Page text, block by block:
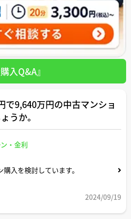
入Q&A』
で9,640万円の中古マンショ
うか。
・金利
入を検討しています。
2024/09/19